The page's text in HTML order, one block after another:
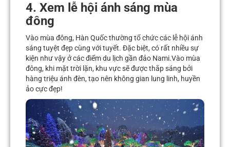
4. Xem lễ hội ánh sáng mùa
đông
Vào mùa đông, Hàn Quốc thường tổ chức các lễ hội ánh
sáng tuyệt đẹp cùng với tuyết. Đặc biệt, có rất nhiều sự
kiện như vậy ở các điểm du lịch gần đảo Nami.Vào mùa
đông, khi mặt trời lặn, khu vực sẽ được thắp sáng bởi
hàng triệu ánh đèn, tạo nên không gian lung linh, huyền
ảo cực đẹp!